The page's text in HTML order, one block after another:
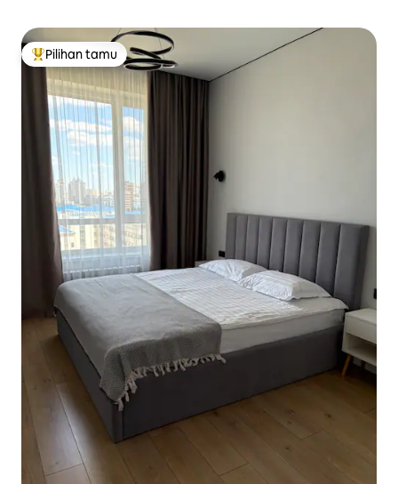
Pilihan tamu terpopuler
Pilihan tamu